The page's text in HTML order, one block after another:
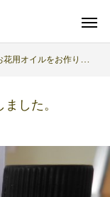
オイルをお作りしました。
した。